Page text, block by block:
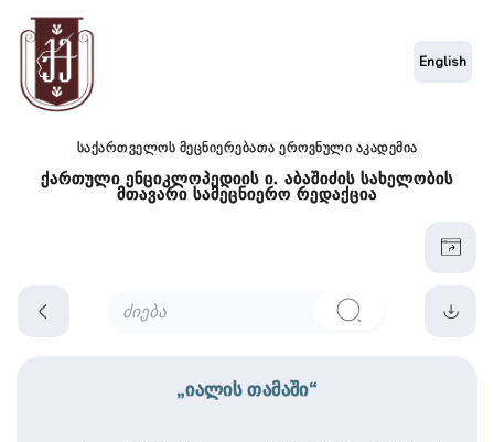
საქართველოს მეცნიერებათა ეროვნული აკადემია
ქართული ენციკლოპედიის ი. აბაშიძის სახელობის
მთავარი სამეცნიერო რედაქცია
English
„იალის თამაში“